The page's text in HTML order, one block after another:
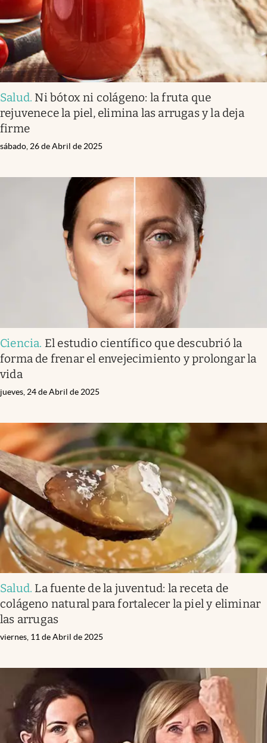
Salud. Ni bótox ni colágeno: la fruta que
rejuvenece la piel, elimina las arrugas y la deja
firme
sábado, 26 de Abril de 2025
Ciencia. El estudio científico que descubrió la
forma de frenar el envejecimiento y prolongar la
vida
jueves, 24 de Abril de 2025
Salud. La fuente de la juventud: la receta de
colágeno natural para fortalecer la piel y eliminar
las arrugas
viernes, 11 de Abril de 2025